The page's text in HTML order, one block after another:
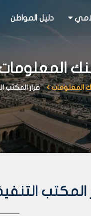
دليل المواطن
المعلومات قرار المكتب
التنفيذي